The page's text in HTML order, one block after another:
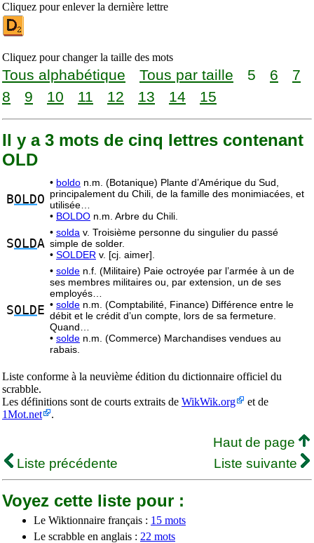
Cliquez pour enlever la dernière lettre
Cliquez pour changer la taille des mots
Tous alphabétique Tous par taille 5 6
7
8
9 10 11 12 13 14 15
Il y a 3 mots de cinq lettres contenant
OLD
BOLDO
• boldo n.m. (Botanique) Plante d’Amérique du Sud,
principalement du Chili, de la famille des monimiacées, et
utilisée…
• BOLDO n.m. Arbre du Chili.
SOLDA
• solda v. Troisième personne du singulier du passé
simple de solder.
• SOLDER v. [cj. aimer].
SOLD E
• solde n.f. (Militaire) Paie octroyée par l’armée à un de
ses membres militaires ou, par extension, un de ses
employés…
• solde n.m. (Comptabilité, Finance) Différence entre le
débit et le crédit d’un compte, lors de sa fermeture.
Quand…
• solde n.m. (Commerce) Marchandises vendues au
rabais.
Liste conforme à la neuvième édition du dictionnaire officiel du
scrabble.
Les définitions sont de courts extraits de WikWik.org
et de
1Mot.net
.
Haut de page
Liste précédente
Liste suivante
Voyez cette liste pour :
Le Wiktionnaire français : 15 mots
Le scrabble en anglais : 22 mots